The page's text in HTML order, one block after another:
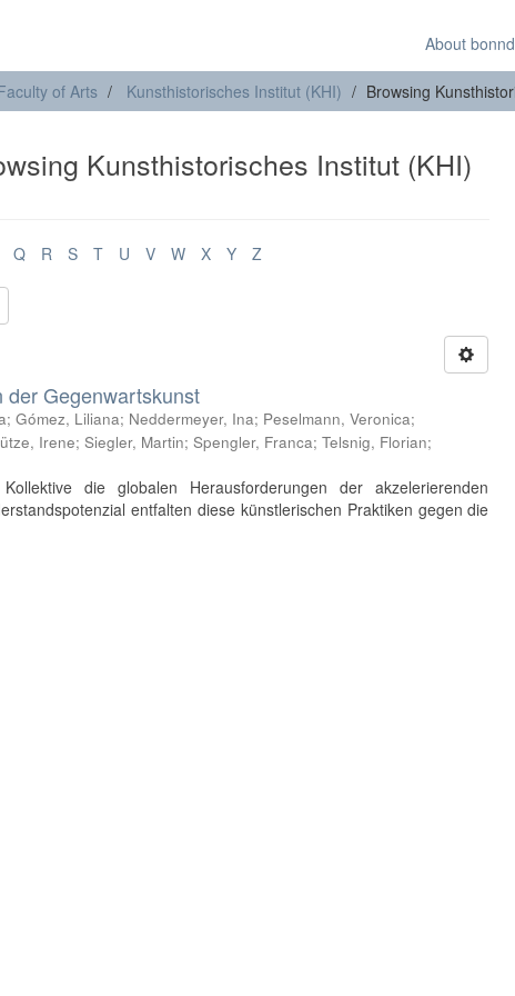
About
of Arts Kunsthistorisches Institut (KHI) Browsing
Kunsthistorisches Institut (KHI)
Q R S T U V W X Y Z
der Gegenwartskunst
;Gómez, Liliana; Neddermeyer, Ina; Peselmann, Veronica;
Irene;Siegler, Martin;Spengler, Franca;Telsnig, Florian;
die globalen Herausforderungen der akzelerierenden
entfalten diese künstlerischen Praktiken gegen die